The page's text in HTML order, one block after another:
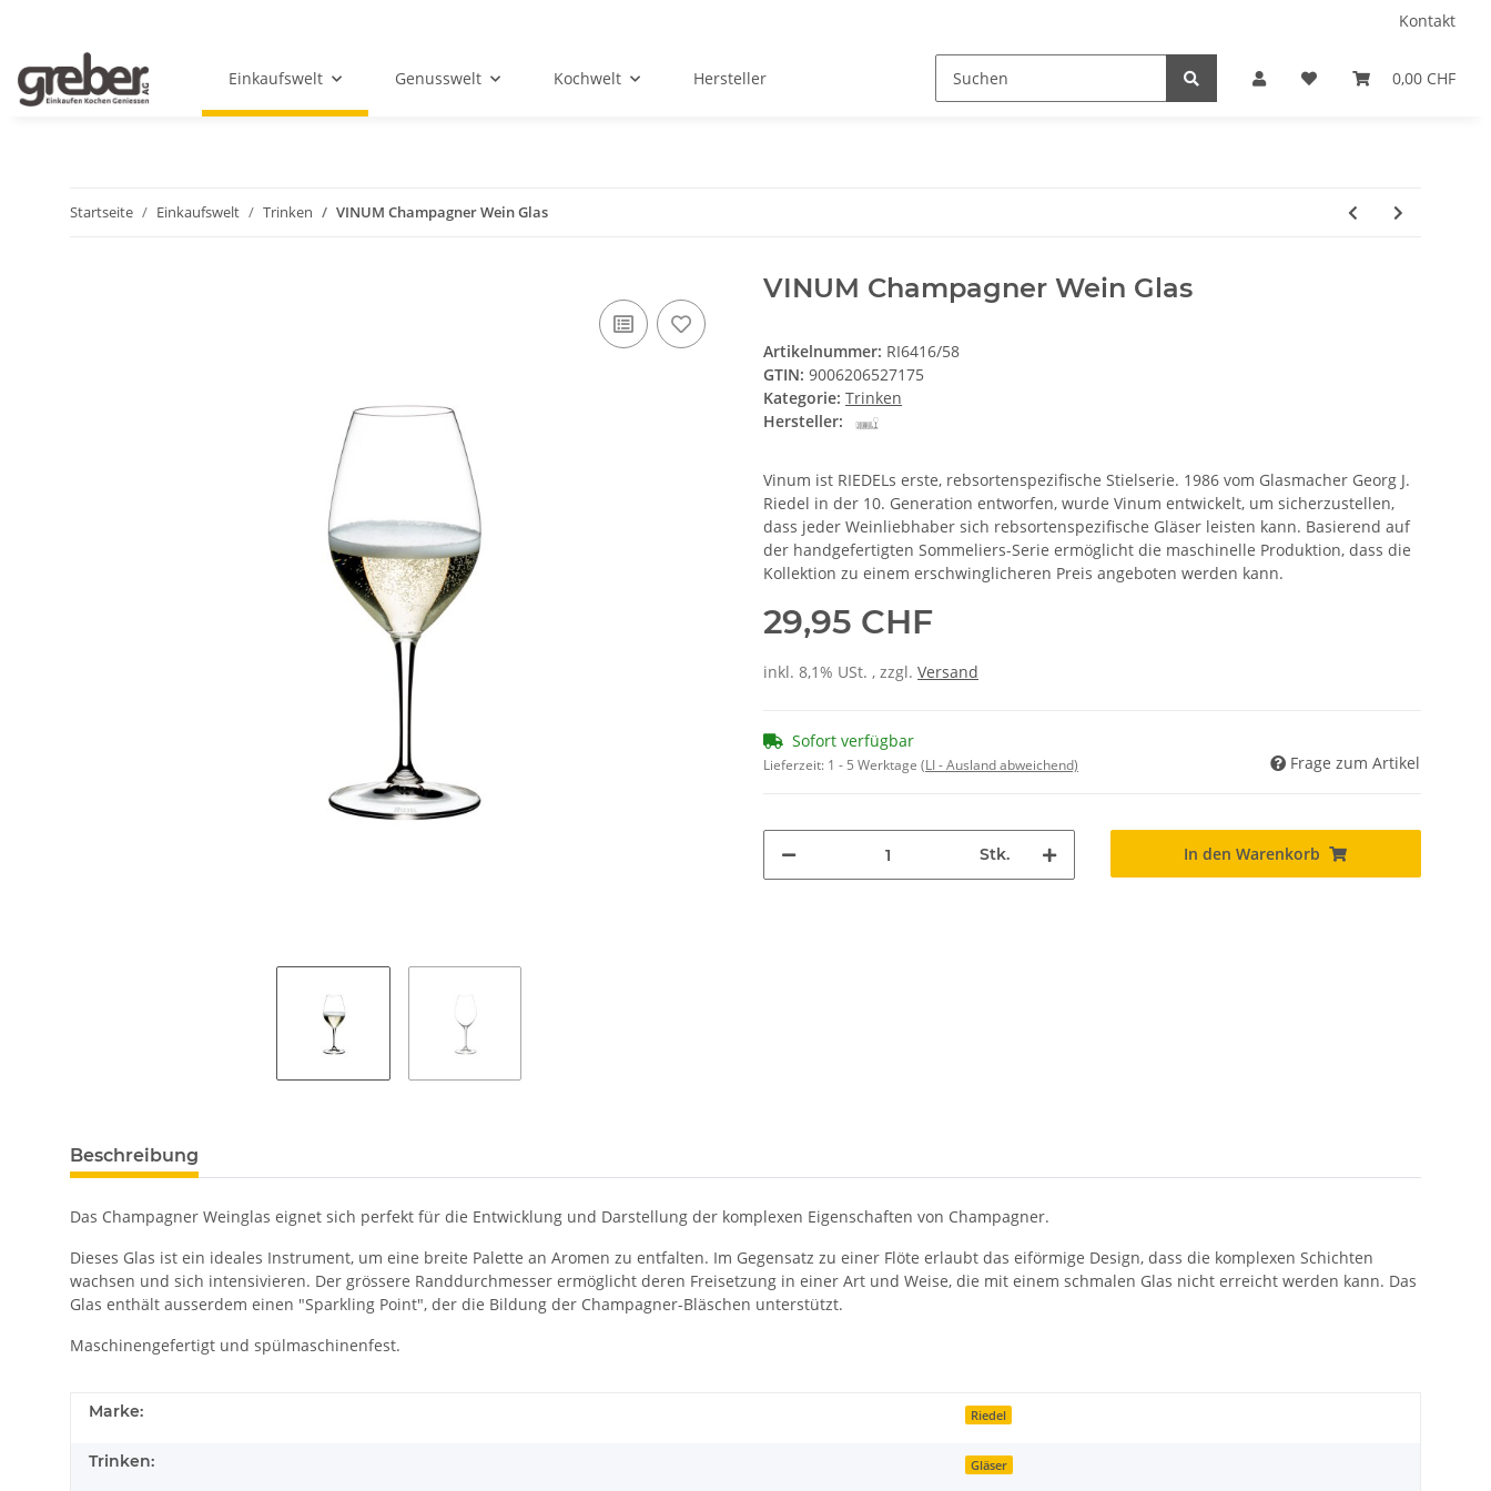
Kontakt
0,00 CHF
Einkaufswelt Genusswelt Kochwelt Hersteller
Startseite Einkaufswelt Trinken VINUM Champagner Wein Glas
VINUM Champagner Wein Glas
Artikelnummer: RI6416/58
GTIN: 9006206527175
Kategorie: Trinken
Hersteller:
Vinum ist RIEDELs erste, rebsortenspezifische Stielserie. 1986 vom Glasmacher Georg J.
Riedel in der 10. Generation entworfen, wurde Vinum entwickelt, um sicherzustellen,
dass jeder Weinliebhaber sich rebsortenspezifische Gläser leisten kann. Basierend auf
der handgefertigten Sommeliers-Serie ermöglicht die maschinelle Produktion, dass die
Kollektion zu einem erschwinglicheren Preis angeboten werden kann.
29,95 CHF
inkl. 8,1% USt. , zzgl. Versand
Sofort verfügbar
Lieferzeit: 1 - 5 Werktage (LI - Ausland abweichend) Frage zum Artikel
Stk. In den Warenkorb
Beschreibung
Das Champagner Weinglas eignet sich perfekt für die Entwicklung und Darstellung der komplexen Eigenschaften von Champagner.
Dieses Glas ist ein ideales Instrument, um eine breite Palette an Aromen zu entfalten. Im Gegensatz zu einer Flöte erlaubt das eiförmige Design, dass die komplexen Schichten
wachsen und sich intensivieren. Der grössere Randdurchmesser ermöglicht deren Freisetzung in einer Art und Weise, die mit einem schmalen Glas nicht erreicht werden kann. Das
Glas enthält ausserdem einen "Sparkling Point", der die Bildung der Champagner-Bläschen unterstützt.
Maschinengefertigt und spülmaschinenfest.
Marke: Riedel
Trinken: Gläser